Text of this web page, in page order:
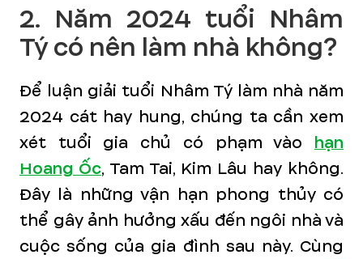
2. Năm 2024 tuổi Nhâm
Tý có nên làm nhà không?
Để luận giải tuổi Nhâm Tý làm nhà năm
2024 cát hay hung, chúng ta cần xem
xét tuổi gia chủ có phạm vào hạn
Hoang Ốc, Tam Tai, Kim Lâu hay không.
Đây là những vận hạn phong thủy có
thể gây ảnh hưởng xấu đến ngôi nhà và
cuộc sống của gia đình sau này. Cùng